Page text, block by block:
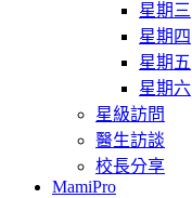
星期三
星期四
星期五
星期六
星級訪問
醫生訪談
校長分享
MamiPro